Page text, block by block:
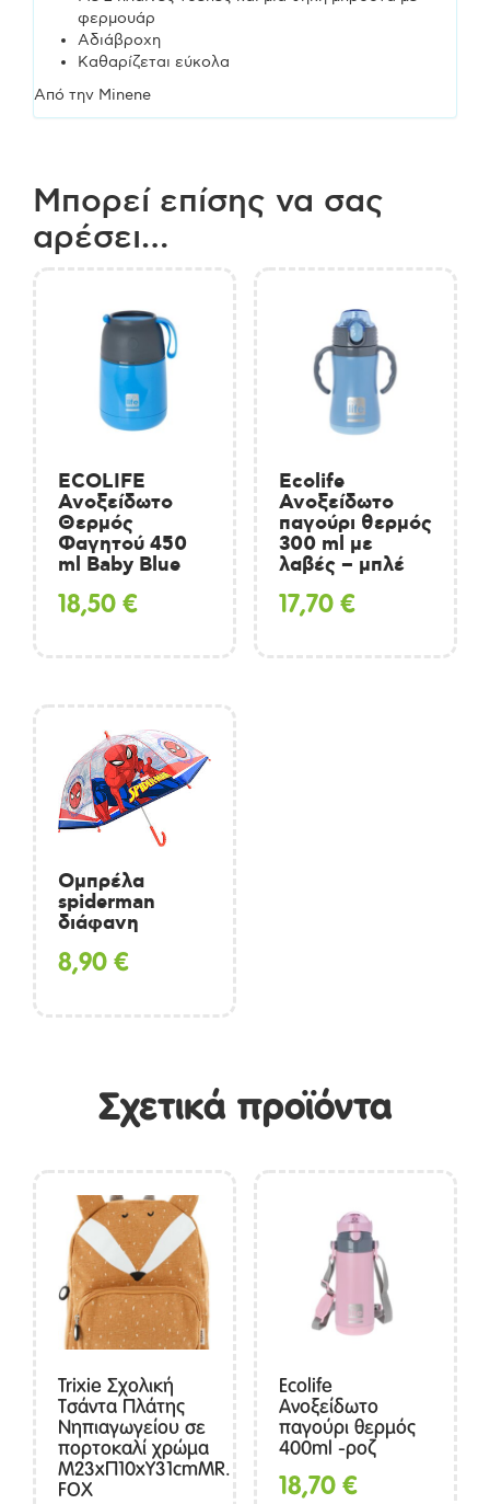
φερμουάρ
Αδιάβροχη
Καθαρίζεται εύκολα
Από την Minene
Μπορεί επίσης να σας
αρέσει…
ECOLIFE
Ανοξείδωτο
Θερμός
Φαγητού 450
ml Baby Blue
18,50€
Ecolife
Ανοξείδωτο
παγούρι θερμός
300 ml με
λαβές – μπλέ
17,70€
Ομπρέλα
spiderman
διάφανη
8,90€
Σχετικά προϊόντα
Trixie Σχολική
Τσάντα Πλάτης
Νηπιαγωγείου σε
πορτοκαλί χρώμα
Μ23xΠ10xΥ31cmMR.
FOX
Ecolife
Ανοξείδωτο
παγούρι θερμός
400ml -ροζ
18,70€